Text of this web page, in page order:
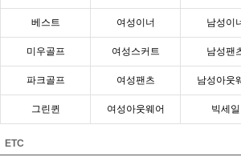
베스트 여성이너 남성이
미우골프 여성스커트 남성팬
파크골프 여성팬츠 남성아웃
그린퀸 여성아웃웨어 빅세일
ETC